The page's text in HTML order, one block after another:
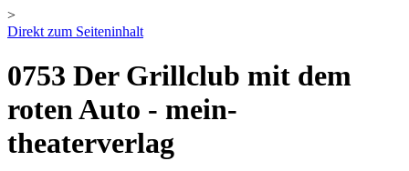
>
Direkt zum Seiteninhalt
0753 Der Grillclub mit dem
roten Auto - mein-
theaterverlag